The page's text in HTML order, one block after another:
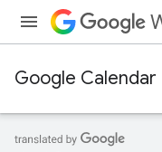
Google Calendar